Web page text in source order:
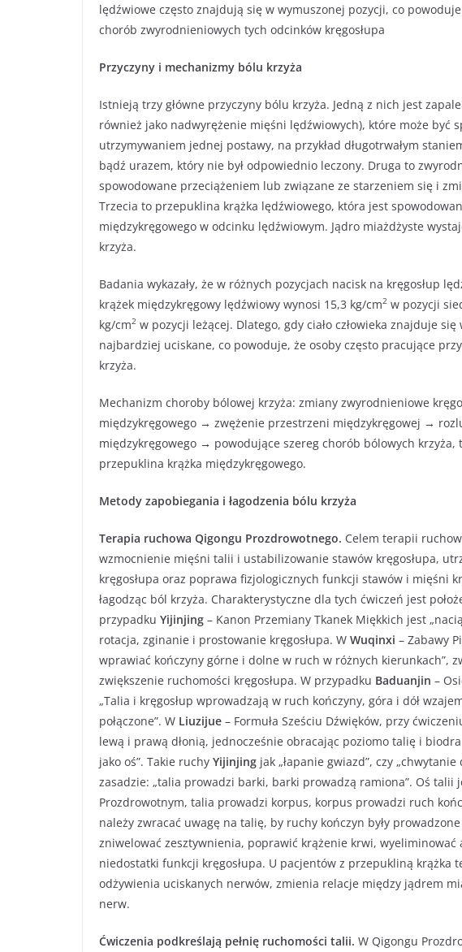
lędźwiowe często znajdują się w wymuszonej pozycji, co
chorób zwyrodnieniowych tych odcinków kręgosłupa
Przyczyny i mechanizmy bólu krzyża
Istnieją trzy główne przyczyny bólu krzyża. Jedną z nich jest
również jako nadwyrężenie mięśni lędźwiowych), które może być
utrzymywaniem jednej postawy, na przykład długotrwałym
bądź urazem, który nie był odpowiednio leczony. Druga to
spowodowane przeciążeniem lub związane ze starzeniem się i
Trzecia to przepuklina krążka lędźwiowego, która jest
międzykręgowego w odcinku lędźwiowym. Jądro miażdżyste
krzyża.
Badania wykazały, że w różnych pozycjach nacisk na kręgosłup
krążek międzykręgowy lędźwiowy wynosi 15,3 kg/cm2 w pozycji
kg/cm2 w pozycji leżącej. Dlatego, gdy ciało człowieka znajduje
najbardziej uciskane, co powoduje, że osoby często pracujące
krzyża.
Mechanizm choroby bólowej krzyża: zmiany zwyrodnieniowe
międzykręgowego → zwężenie przestrzeni międzykręgowej →
międzykręgowego → powodujące szereg chorób bólowych
przepuklina krążka międzykręgowego.
Metody zapobiegania i łagodzenia bólu krzyża
Terapia ruchowa Qigongu Prozdrowotnego. Celem terapii
wzmocnienie mięśni talii i ustabilizowanie stawów kręgosłupa,
kręgosłupa oraz poprawa fizjologicznych funkcji stawów i mięśni
łagodząc ból krzyża. Charakterystyczne dla tych ćwiczeń jest
przypadku Yijinjing – Kanon Przemiany Tkanek Miękkich jest
rotacja, zginanie i prostowanie kręgosłupa. W Wuqinxi – Zabawy
wprawiać kończyny górne i dolne w ruch w różnych kierunkach”,
zwiększenie ruchomości kręgosłupa. W przypadku Baduanjin –
„Talia i kręgosłup wprowadzają w ruch kończyny, góra i dół
połączone”. W Liuzijue – Formuła Sześciu Dźwięków, przy
lewą i prawą dłonią, jednocześnie obracając poziomo talię i
jako oś”. Takie ruchy Yijinjing jak „łapanie gwiazd”, czy
zasadzie: „talia prowadzi barki, barki prowadzą ramiona”. Oś talii
Prozdrowotnym, talia prowadzi korpus, korpus prowadzi ruch
należy zwracać uwagę na talię, by ruchy kończyn były
zniwelować zesztywnienia, poprawić krążenie krwi, wyeliminować
niedostatki funkcji kręgosłupa. U pacjentów z przepukliną krążka
odżywienia uciskanych nerwów, zmienia relacje między jądrem
nerw.
Ćwiczenia podkreślają pełnię ruchomości talii. W Qigongu